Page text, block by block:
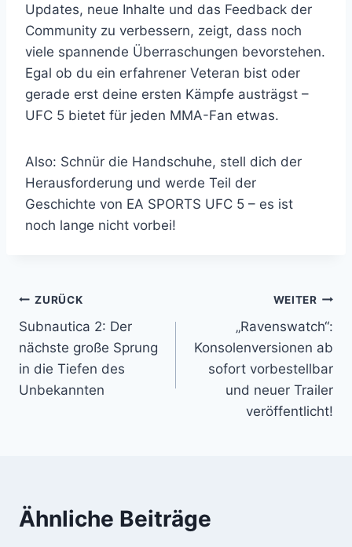
Updates, neue Inhalte und das Feedback der
Community zu verbessern, zeigt, dass noch
viele spannende Überraschungen bevorstehen.
Egal ob du ein erfahrener Veteran bist oder
gerade erst deine ersten Kämpfe austrägst –
UFC 5 bietet für jeden MMA-Fan etwas.
Also: Schnür die Handschuhe, stell dich der
Herausforderung und werde Teil der
Geschichte von EA SPORTS UFC 5 – es ist
noch lange nicht vorbei!
Beitragsnavigation
ZURÜCK
Subnautica 2: Der
nächste große Sprung
in die Tiefen des
Unbekannten
WEITER
„Ravenswatch“:
Konsolenversionen ab
sofort vorbestellbar
und neuer Trailer
veröffentlicht!
Ähnliche Beiträge